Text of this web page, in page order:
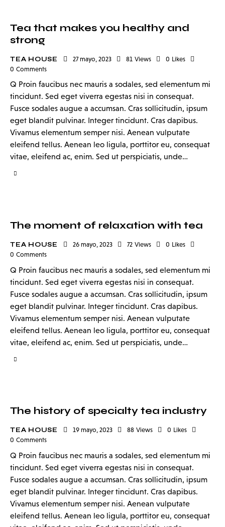
Tea that makes you healthy and
strong
TEA HOUSE 27 mayo, 2023 81 Views 0 Likes
0 Comments
Q Proin faucibus nec mauris a sodales, sed elementum mi
tincidunt. Sed eget viverra egestas nisi in consequat.
Fusce sodales augue a accumsan. Cras sollicitudin, ipsum
eget blandit pulvinar. Integer tincidunt. Cras dapibus.
Vivamus elementum semper nisi. Aenean vulputate
eleifend tellus. Aenean leo ligula, porttitor eu, consequat
vitae, eleifend ac, enim. Sed ut perspiciatis, unde…
The moment of relaxation with tea
TEA HOUSE 26 mayo, 2023 72 Views 0 Likes
0 Comments
Q Proin faucibus nec mauris a sodales, sed elementum mi
tincidunt. Sed eget viverra egestas nisi in consequat.
Fusce sodales augue a accumsan. Cras sollicitudin, ipsum
eget blandit pulvinar. Integer tincidunt. Cras dapibus.
Vivamus elementum semper nisi. Aenean vulputate
eleifend tellus. Aenean leo ligula, porttitor eu, consequat
vitae, eleifend ac, enim. Sed ut perspiciatis, unde…
The history of specialty tea industry
TEA HOUSE 19 mayo, 2023 88 Views 0 Likes
0 Comments
Q Proin faucibus nec mauris a sodales, sed elementum mi
tincidunt. Sed eget viverra egestas nisi in consequat.
Fusce sodales augue a accumsan. Cras sollicitudin, ipsum
eget blandit pulvinar. Integer tincidunt. Cras dapibus.
Vivamus elementum semper nisi. Aenean vulputate
eleifend tellus. Aenean leo ligula, porttitor eu, consequat